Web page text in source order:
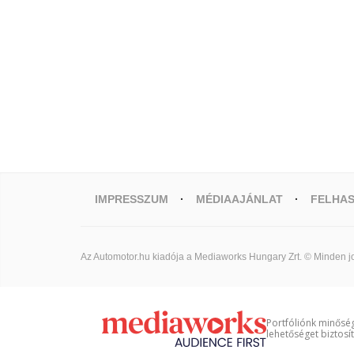
IMPRESSZUM MÉDIAAJÁNLAT
Az Automotor.hu kiadója a Mediaworks Hungary Zrt. © Minden
Portfóliónk
lehetőséget